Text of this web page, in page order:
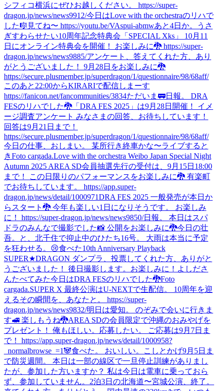
シフィコ横浜にぜひお越しください。 https://super-
dragon.jp/news/news9912/今日はLove with the orchestraのリハで
した🎼 見てね〜 https://youtu.be/VAspui-abmwあと4日か。
うさ
ぎすわらせたい10周年記念特典会「SPECIAL Xks」 10月11
日にオンライン特典会を開催！ お楽しみに🐉 https://super-
dragon.jp/news/news9885/アンケート、答えてくれた方、あり
がとうございました！ 9月28日をお楽しみに🐉
https://secure.plusmember.jp/superdragon/1/questionnaire/98/68aff/
このあと22:00からKIRARIで配信しまーす
https://fanicon.net/fancommunities/3834ただいま🚃日報。 DRA
FESのリハでした🐉 「DRA FES 2025」は9月28日開催！ イメ
ージ調査アンケート みなさまの回答、お待ちしています！
回答は9月21日まで！
https://secure.plusmember.jp/superdragon/1/questionnaire/98/68aff/
今日の仕事、おしまい。 某所行き終車かな〜ライブすると
きFoto cargada.Love with the orchestra Weibo Japan Special Night
Autumn 2025 AREA SD会員抽選先行の受付は、9月15日18:00
まで！ この日限りのパフォーマンスをお楽しみに🐉 有楽町
でお待ちしています。 https://app.super-
dragon.jp/news/detail/1000971DRA FES 2025 一般発売が本日か
らスタート🐉 今年も楽しい1日になりそうです。 お楽しみ
に！ https://super-dragon.jp/news/news9850/日報。 本日はスパ
ドラのみんなで撮影でした📸 公開をお楽しみに🐉今日の壮
吾。と、北千住で抑止中のひたち16号。 大雨は本当に予定
を狂わせる。😢食べた10th Anniversary Playback
SUPER★DRAGON ダンプラ、投票してくれた方、ありがと
うございました！ 後日撮影します。お楽しみに！ よしださ
んたべてみた今日はDRA FESのリハでした🐉Foto
cargada.SUPER X 最終公演はU-NEXTで生配信。 10周年を迎
えるその瞬間を、あなたと。 https://super-
dragon.jp/news/news9832/明日は愛知。 のぞみで会いに行きま
す🚅 楽しもうね🐉AREA SDの会員限定で沖縄のおみやげを
プレゼント！ 俺もほしい。応募したい。 ご応募は9月7日ま
で！ https://app.super-dragon.jp/news/detail/1000958?
_normalbrowse_=1🐼食べた。 おいしい。 こしとかげ9月5日ま
で防災週間。 本日は一部の線区で一旦停止訓練がありまし
たが、参加した方いますか？ 私は今日は電車に乗っておら
ず、参加していません。 2泊3日の北海道〜宮城公演、終了。